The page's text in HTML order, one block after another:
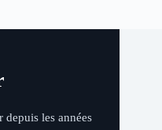
les années